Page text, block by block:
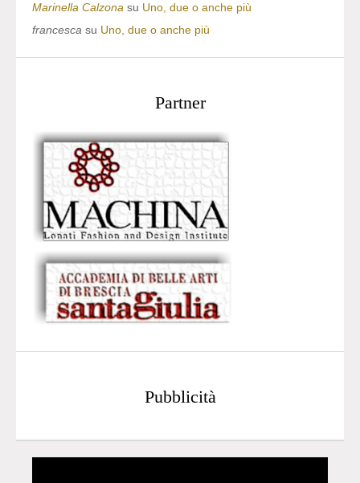
Marinella Calzona su Uno, due o anche più
francesca su Uno, due o anche più
Partner
Pubblicità